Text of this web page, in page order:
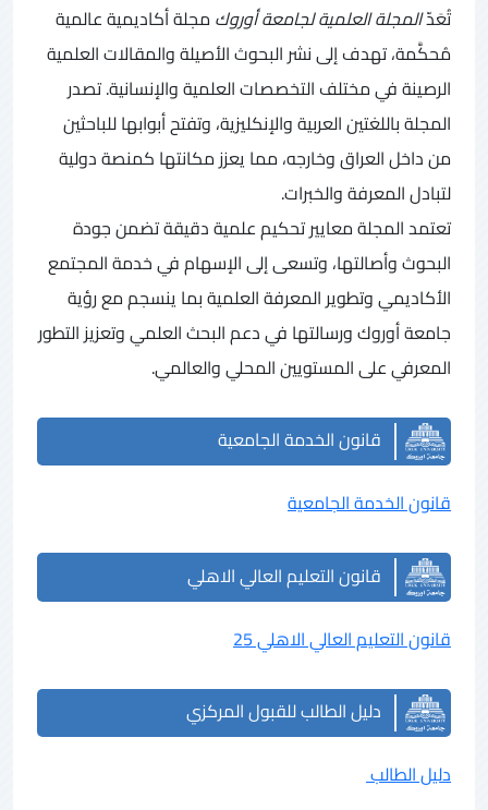
تُعَدّالمجلة العلمية لجامعة أوروك مجلة أكاديمية عالمية
مُحكَّمة، تهدف إلى نشر البحوث الأصيلة والمقالات العلمية
الرصينة في مختلف التخصصات العلمية والإنسانية. تصدر
المجلة باللغتين العربية والإنكليزية، وتفتح أبوابها للباحثين
من داخل العراق وخارجه، مما يعزز مكانتها كمنصة دولية
لتبادل المعرفة والخبرات.
تعتمد المجلة معايير تحكيم علمية دقيقة تضمن جودة
البحوث وأصالتها، وتسعى إلى الإسهام في خدمة المجتمع
الأكاديمي وتطوير المعرفة العلمية بما ينسجم مع رؤية
جامعة أوروك ورسالتها في دعم البحث العلمي وتعزيز التطور
المعرفي على المستويين المحلي والعالمي.
قانون الخدمة الجامعية
قانون الخدمة الجامعية
قانون التعليم العالي الاهلي
قانون التعليم العالي الاهلي 25
دليل الطالب للقبول المركزي
دليل الطالب